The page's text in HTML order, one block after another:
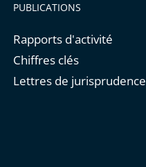
PUBLICATIONS
Rapports d'activité
Chiffres clés
Lettres de jurisprudence